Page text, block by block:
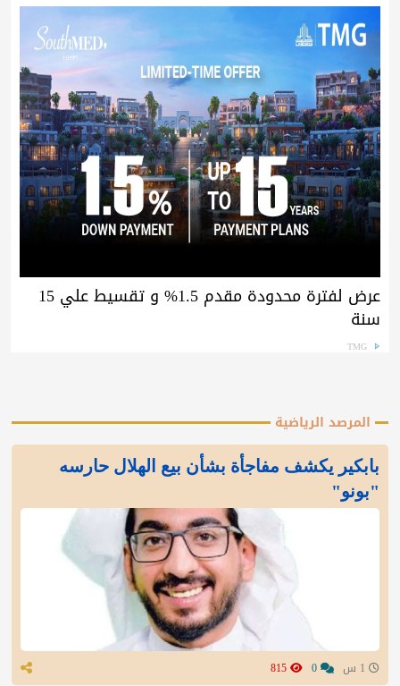
عرض لفترة محدودة مقدم 1.5% و تقسيط علي 15
سنة
TMG
المرصد الرياضية
بابكير يكشف مفاجأة بشأن بيع الهلال حارسه
"بونو"